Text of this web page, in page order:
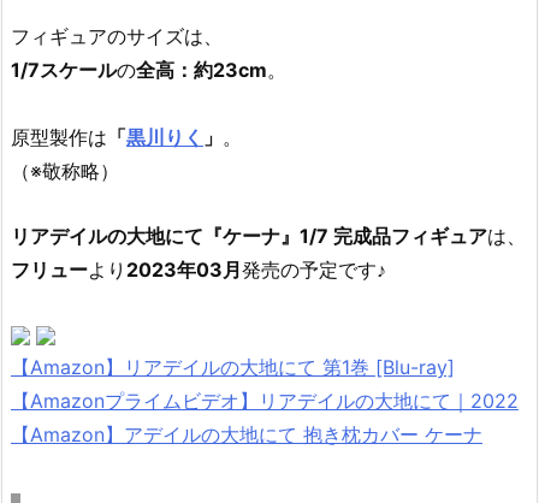
フィギュアのサイズは、
1/7スケールの全高：約23cm。
原型製作は 「黒川りく 」 。
（※敬称略）
リアデイルの大地にて『ケーナ』1/7 完成品フィギュアは、
フリューより 2023年03月発売の予定です♪
【Amazon】リアデイルの大地にて 第1巻 [Blu-ray]
【Amazonプライムビデオ】リアデイルの大地にて｜2022
【Amazon】アデイルの大地にて 抱き枕カバー ケーナ